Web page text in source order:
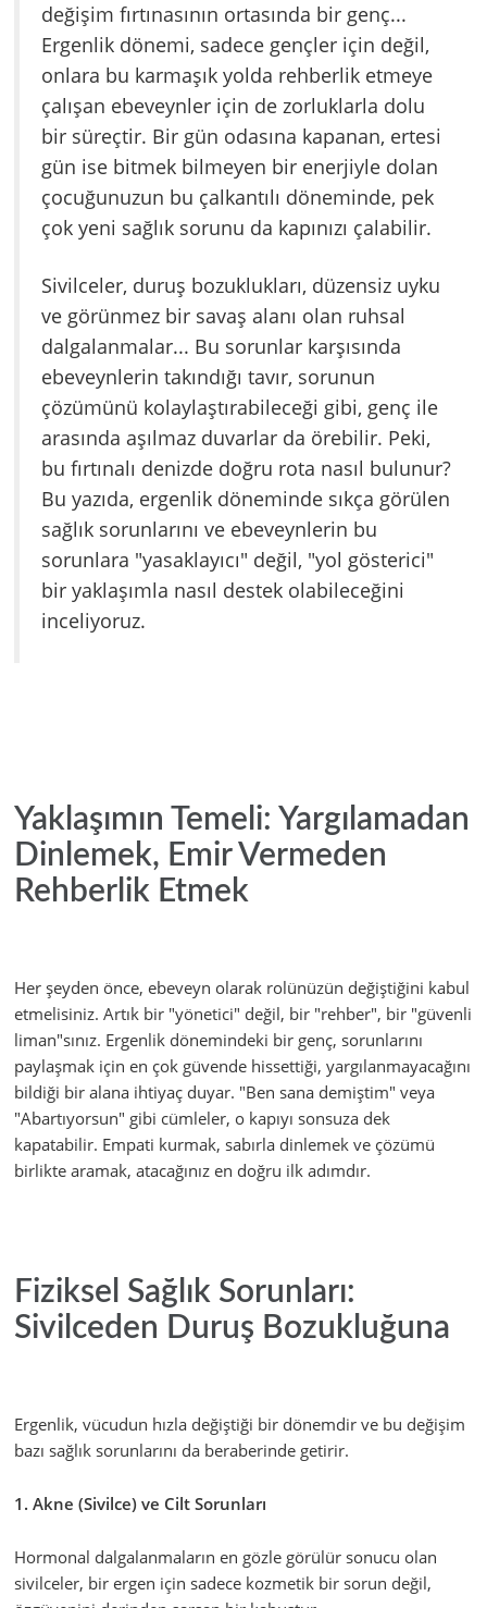
değişim fırtınasının ortasında bir genç...
Ergenlik dönemi, sadece gençler için değil,
onlara bu karmaşık yolda rehberlik etmeye
çalışan ebeveynler için de zorluklarla dolu
bir süreçtir. Bir gün odasına kapanan, ertesi
gün ise bitmek bilmeyen bir enerjiyle dolan
çocuğunuzun bu çalkantılı döneminde, pek
çok yeni sağlık sorunu da kapınızı çalabilir.
Sivilceler, duruş bozuklukları, düzensiz uyku
ve görünmez bir savaş alanı olan ruhsal
dalgalanmalar... Bu sorunlar karşısında
ebeveynlerin takındığı tavır, sorunun
çözümünü kolaylaştırabileceği gibi, genç ile
arasında aşılmaz duvarlar da örebilir. Peki,
bu fırtınalı denizde doğru rota nasıl bulunur?
Bu yazıda, ergenlik döneminde sıkça görülen
sağlık sorunlarını ve ebeveynlerin bu
sorunlara "yasaklayıcı" değil, "yol gösterici"
bir yaklaşımla nasıl destek olabileceğini
inceliyoruz.
Yaklaşımın Temeli: Yargılamadan
Dinlemek, Emir Vermeden
Rehberlik Etmek
Her şeyden önce, ebeveyn olarak rolünüzün değiştiğini kabul
etmelisiniz. Artık bir "yönetici" değil, bir "rehber", bir "güvenli
liman"sınız. Ergenlik dönemindeki bir genç, sorunlarını
paylaşmak için en çok güvende hissettiği, yargılanmayacağını
bildiği bir alana ihtiyaç duyar. "Ben sana demiştim" veya
"Abartıyorsun" gibi cümleler, o kapıyı sonsuza dek
kapatabilir. Empati kurmak, sabırla dinlemek ve çözümü
birlikte aramak, atacağınız en doğru ilk adımdır.
Fiziksel Sağlık Sorunları:
Sivilceden Duruş Bozukluğuna
Ergenlik, vücudun hızla değiştiği bir dönemdir ve bu değişim
bazı sağlık sorunlarını da beraberinde getirir.
1. Akne (Sivilce) ve Cilt Sorunları
Hormonal dalgalanmaların en gözle görülür sonucu olan
sivilceler, bir ergen için sadece kozmetik bir sorun değil,